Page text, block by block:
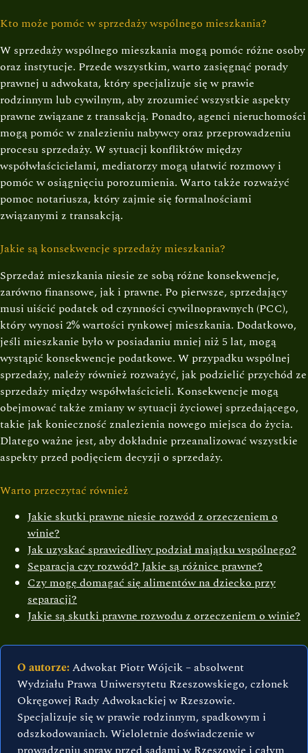
Kto może pomóc w sprzedaży wspólnego mieszkania?
W sprzedaży wspólnego mieszkania mogą pomóc różne osoby
oraz instytucje. Przede wszystkim, warto zasięgnąć porady
prawnej u adwokata, który specjalizuje się w prawie
rodzinnym lub cywilnym, aby zrozumieć wszystkie aspekty
prawne związane z transakcją. Ponadto, agenci nieruchomości
mogą pomóc w znalezieniu nabywcy oraz przeprowadzeniu
procesu sprzedaży. W sytuacji konfliktów między
współwłaścicielami, mediatorzy mogą ułatwić rozmowy i
pomóc w osiągnięciu porozumienia. Warto także rozważyć
pomoc notariusza, który zajmie się formalnościami
związanymi z transakcją.
Jakie są konsekwencje sprzedaży mieszkania?
Sprzedaż mieszkania niesie ze sobą różne konsekwencje,
zarówno finansowe, jak i prawne. Po pierwsze, sprzedający
musi uiścić podatek od czynności cywilnoprawnych (PCC),
który wynosi 2% wartości rynkowej mieszkania. Dodatkowo,
jeśli mieszkanie było w posiadaniu mniej niż 5 lat, mogą
wystąpić konsekwencje podatkowe. W przypadku wspólnej
sprzedaży, należy również rozważyć, jak podzielić przychód ze
sprzedaży między współwłaścicieli. Konsekwencje mogą
obejmować także zmiany w sytuacji życiowej sprzedającego,
takie jak konieczność znalezienia nowego miejsca do życia.
Dlatego ważne jest, aby dokładnie przeanalizować wszystkie
aspekty przed podjęciem decyzji o sprzedaży.
Warto przeczytać również
Jakie skutki prawne niesie rozwód z orzeczeniem o
winie?
Jak uzyskać sprawiedliwy podział majątku wspólnego?
Separacja czy rozwód? Jakie są różnice prawne?
Czy mogę domagać się alimentów na dziecko przy
separacji?
Jakie są skutki prawne rozwodu z orzeczeniem o winie?
O autorze:Adwokat Piotr Wójcik – absolwent
Wydziału Prawa Uniwersytetu Rzeszowskiego, członek
Okręgowej Rady Adwokackiej w Rzeszowie.
Specjalizuje się w prawie rodzinnym, spadkowym i
odszkodowaniach. Wieloletnie doświadczenie w